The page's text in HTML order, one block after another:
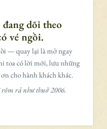
đang dõi theo
vé ngồi.
— quay lại là mở ngay
toa có lời mới, lưu những
cho hành khách khác.
rả như thuở 2006.